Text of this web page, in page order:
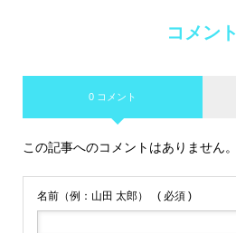
コメント
0 コメント
この記事へのコメントはありません。
名前（例：山田 太郎） ( 必須 )